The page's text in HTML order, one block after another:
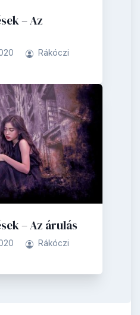
– Az
Rákóczi
– Az árulás
Rákóczi